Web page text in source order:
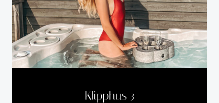
Klipphus 3